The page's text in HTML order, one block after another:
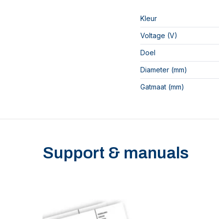
Kleur
Voltage (V)
Doel
Diameter (mm)
Gatmaat (mm)
Support & manuals